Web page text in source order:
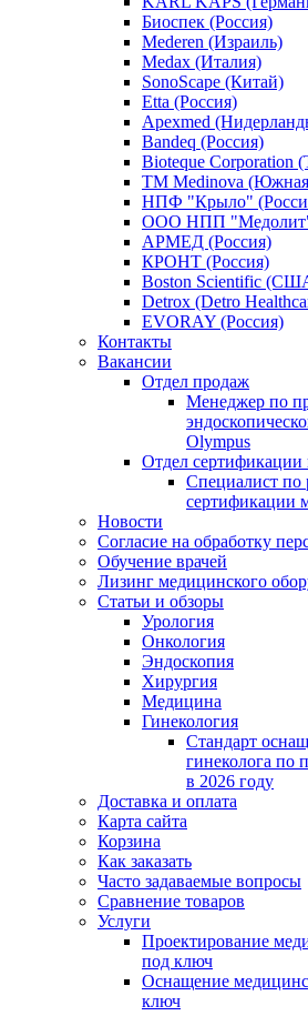
Биоспек (Россия)
Mederen (Израиль)
Medax (Италия)
SonoScape (Китай)
Etta (Россия)
Apexmed
Bandeq (Россия)
Bioteque Corporation
TM Medinova
НПФ "Крыло"
ООО НПП "Медолит"
АРМЕД (Россия)
КРОНТ (Россия)
Boston Scientific
Detrox (Detro
EVORAY (Россия)
Контакты
Вакансии
Отдел продаж
Менеджер по
Olympus
Отдел
Специалист по
сертификации
Новости
Согласие на обработку
Обучение врачей
Лизинг медицинского
Статьи и обзоры
Урология
Онкология
Эндоскопия
Хирургия
Медицина
Гинекология
Стандарт
гинеколога по
в 2026 году
Доставка и оплата
Карта сайта
Корзина
Как заказать
Часто задаваемые вопросы
Сравнение товаров
Услуги
Проектирование
под ключ
Оснащение
ключ